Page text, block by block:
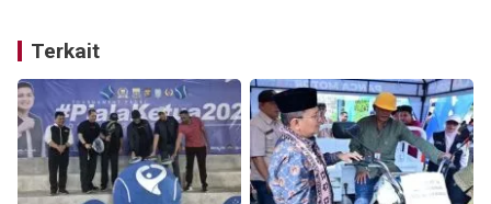
Terkait